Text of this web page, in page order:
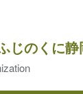
じのくに